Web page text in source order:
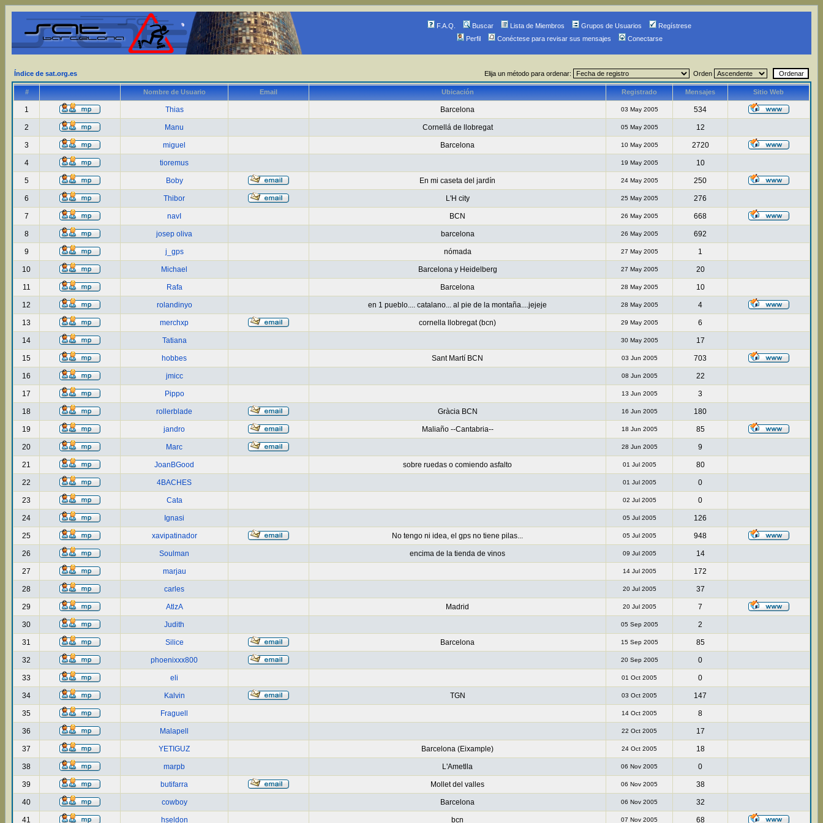
F.A.Q. Buscar Lista de Miembros Grupos de Usuarios
Regístrese
Perfil
Conéctese para revisar sus mensajes Conectarse
Índice de sat.org.es Elija un método para ordenar: Orden
# Nombre de Usuario Email Ubicación Registrado Mensajes Sitio Web
1 Thias Barcelona 03 May 2005 534
2 Manu Cornellá de llobregat 05 May 2005 12
3 miguel Barcelona 10 May 2005 2720
4 tioremus 19 May 2005 10
5 Boby En mi caseta del jardín 24 May 2005 250
6 Thibor L'H city 25 May 2005 276
7 navI BCN 26 May 2005 668
8 josep oliva barcelona 26 May 2005 692
9 j_gps nómada 27 May 2005 1
10 Michael Barcelona y Heidelberg 27 May 2005 20
11 Rafa Barcelona 28 May 2005 10
12 rolandinyo en 1 pueblo.... catalano... al pie de la montaña....jejeje 28 May 2005 4
13 merchxp cornella llobregat (bcn) 29 May 2005 6
14 Tatiana 30 May 2005 17
15 hobbes Sant Martí BCN 03 Jun 2005 703
16 jmicc 08 Jun 2005 22
17 Pippo 13 Jun 2005 3
18 rollerblade Gràcia BCN 16 Jun 2005 180
19 jandro Maliaño --Cantabria-- 18 Jun 2005 85
20 Marc 28 Jun 2005 9
21 JoanBGood sobre ruedas o comiendo asfalto 01 Jul 2005 80
22 4BACHES 01 Jul 2005 0
23 Cata 02 Jul 2005 0
24 Ignasi 05 Jul 2005 126
25 xavipatinador No tengo ni idea, el gps no tiene pilas... 05 Jul 2005 948
26 Soulman encima de la tienda de vinos 09 Jul 2005 14
27 marjau 14 Jul 2005 172
28 carles 20 Jul 2005 37
29 AtlzA Madrid 20 Jul 2005 7
30 Judith 05 Sep 2005 2
31 Silice Barcelona 15 Sep 2005 85
32 phoenixxx800 20 Sep 2005 0
33 eli 01 Oct 2005 0
34 Kalvin TGN 03 Oct 2005 147
35 Fraguell 14 Oct 2005 8
36 Malapell 22 Oct 2005 17
37 YETIGUZ Barcelona (Eixample) 24 Oct 2005 18
38 marpb L'Ametlla 06 Nov 2005 0
39 butifarra Mollet del valles 06 Nov 2005 38
40 cowboy Barcelona 06 Nov 2005 32
41 hseldon bcn 07 Nov 2005 68